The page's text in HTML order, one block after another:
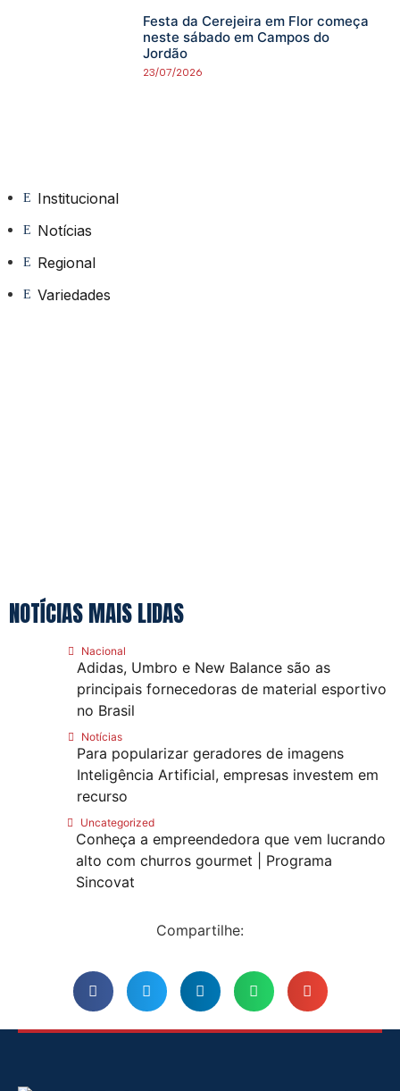
Festa da Cerejeira em Flor começa
neste sábado em Campos do
Jordão
23/07/2026
Institucional
Notícias
Regional
Variedades
NOTÍCIAS MAIS LIDAS
Nacional
Adidas, Umbro e New Balance são as
principais fornecedoras de material esportivo
no Brasil
Notícias
Para popularizar geradores de imagens
Inteligência Artificial, empresas investem em
recurso
Uncategorized
Conheça a empreendedora que vem lucrando
alto com churros gourmet | Programa
Sincovat
Compartilhe: